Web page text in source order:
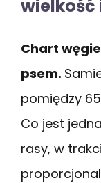
wielkość
Chart
psem.
pomiędzy
Co jest
rasy, w